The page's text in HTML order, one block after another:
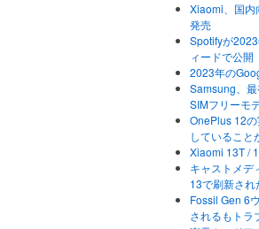
Xiaomi、国内
発売
Spotifyが
ィードで公開
2023年の
Samsung、
SIMフリーモ
OnePlus 12
していること
Xiaomi 13T /
キャストメデ
13で刷新さ
Fossil Gen 6
されるもトラ